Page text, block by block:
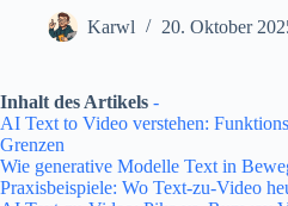
Karwl 20. Oktober
Inhalt des Artikels -
AI Text to Video verstehen:
Grenzen
Wie generative Modelle Text in
Praxisbeispiele: Wo Text-zu-Video